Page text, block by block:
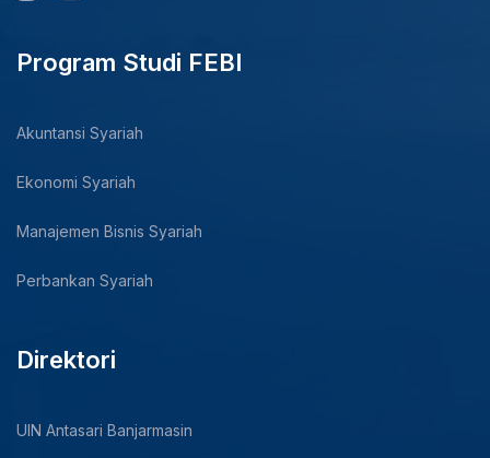
Program Studi FEBI
Akuntansi Syariah
Ekonomi Syariah
Manajemen Bisnis Syariah
Perbankan Syariah
Direktori
UIN Antasari Banjarmasin